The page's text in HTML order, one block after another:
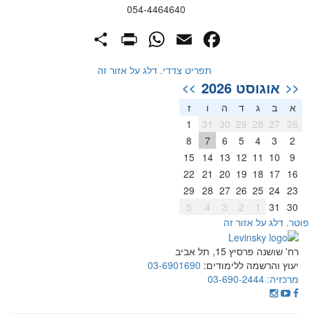
054-4464640
Facebook
Email
WhatsApp
תפריט צדדי. דלג על אזור זה
<< אוגוסט 2026 >>
א ב ג ד ה
ז
26
27
28
29
30
31
2
3
4
5
6
7
8
9
10
11
12
13
14
15
16
17
18
19
20
21
22
23
24
25
26
27
28
29
30
31
2
3
4
5
דלג על אזור זה
רח' שושנה פרסיץ 15, תל אביב
יעוץ והרשמה ללימודים: 03-6901690
מרכזיה: 03-690-2444